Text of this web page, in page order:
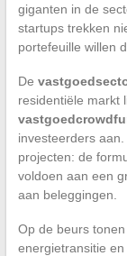
giganten in de
startups trekken
portefeuille willen
De
residentiële markt
investeerders
projecten: de
voldoen aan een
aan beleggingen.
Op de beurs tonen
energietransitie